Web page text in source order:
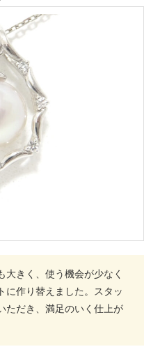
きく、使う機会が少なく
に作り替えました。スタッ
ただき、満足のいく仕上が